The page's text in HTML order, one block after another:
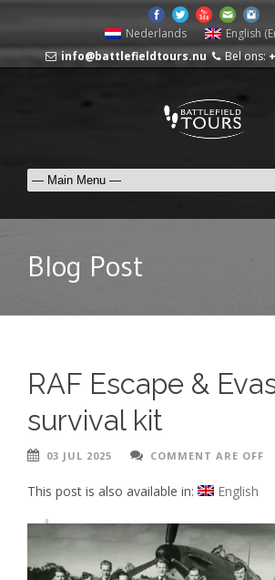
Nederlands English (
info@battlefieldtours.nu
Bel ons:
Blog Post
RAF Escape &
survival kit
03 JUL 2025 COMMENT ARE OFF
This post is also available in: English